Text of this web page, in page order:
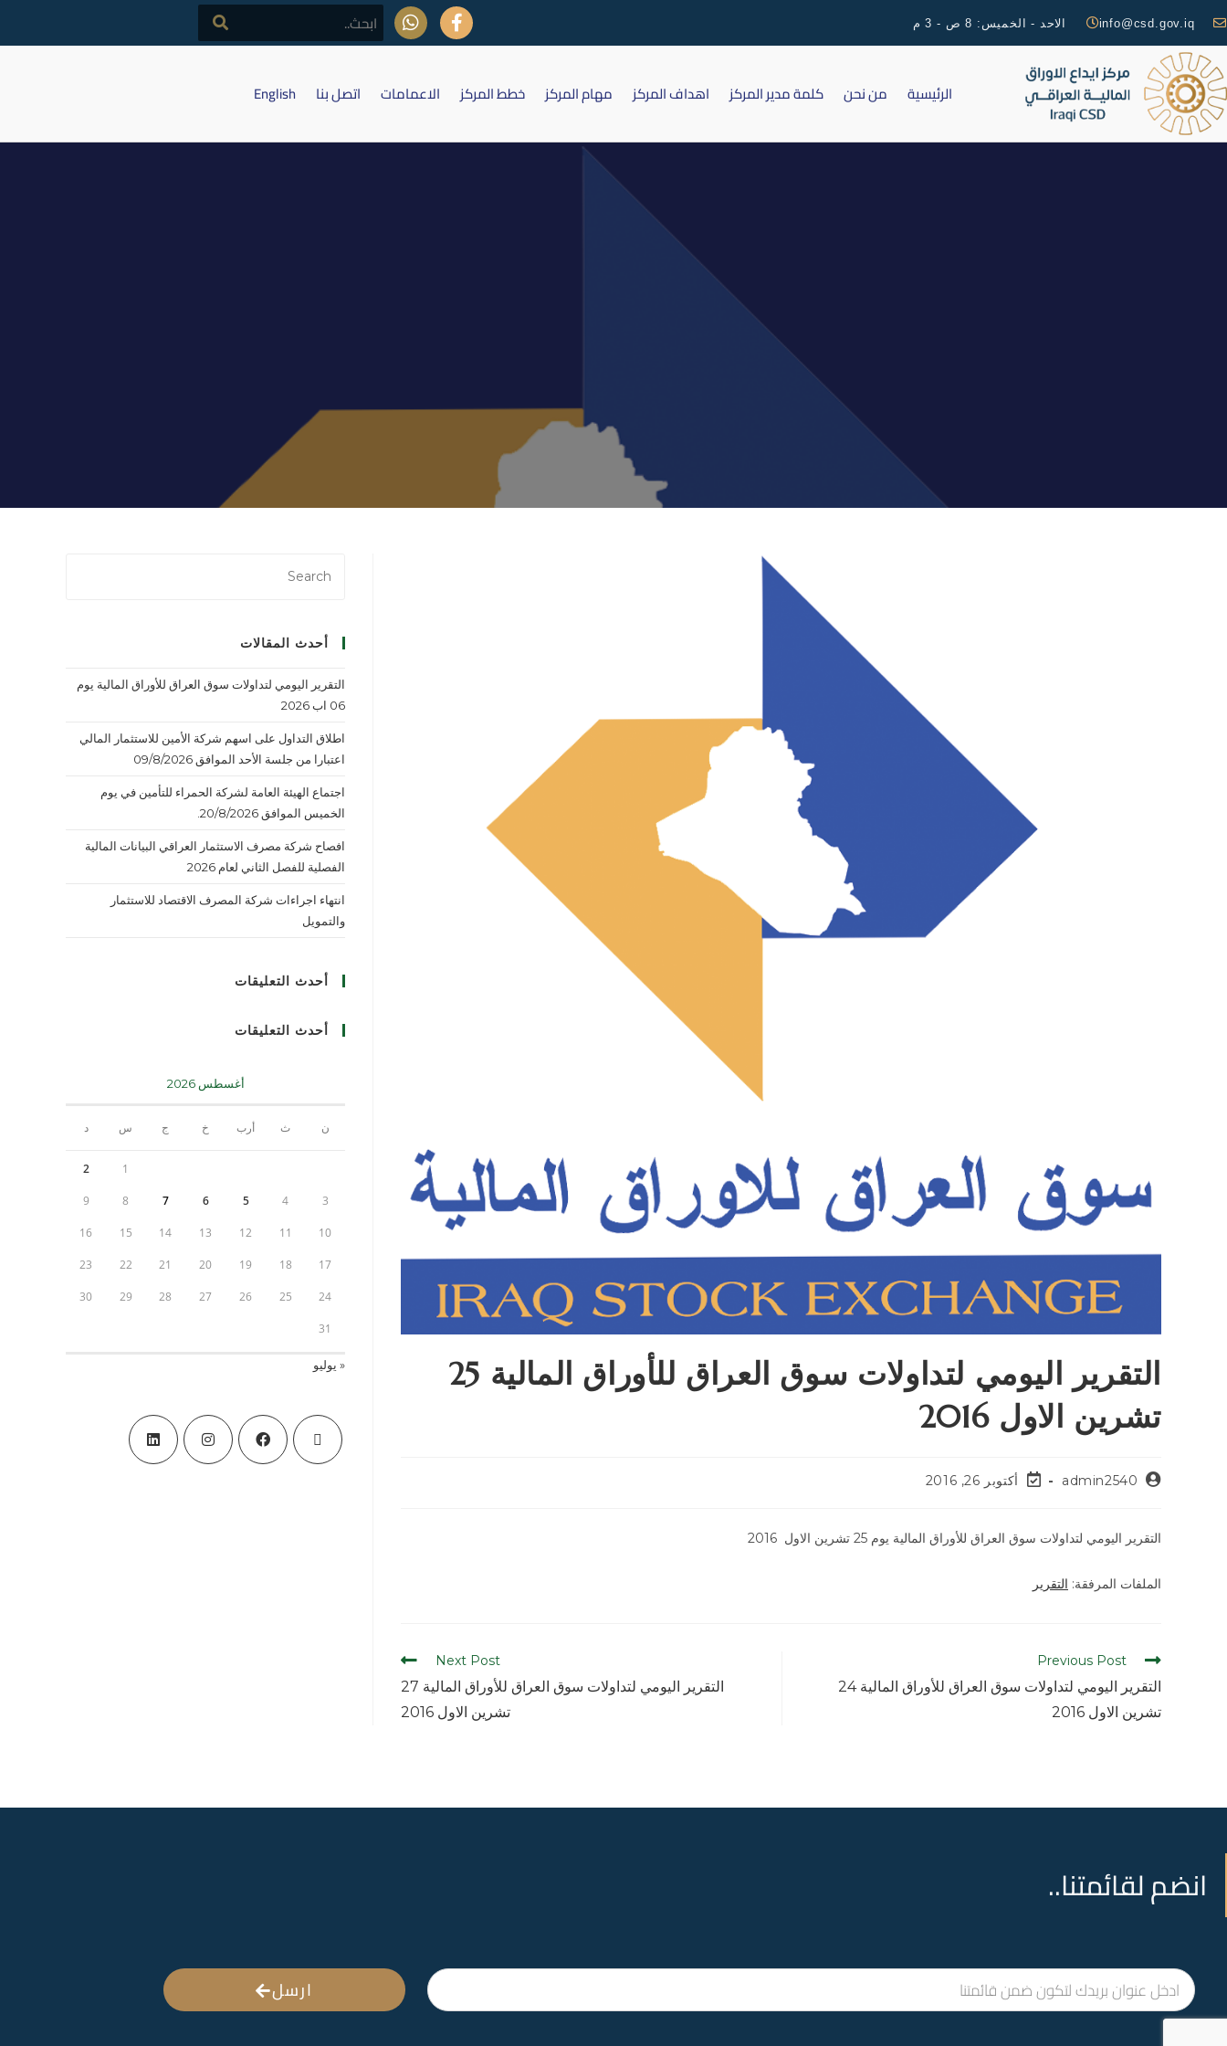
info@csd.gov.iq الاحد - الخميس: 8 ص - 3 م
الرئيسية من نحن كلمة مدير المركز اهداف المركز مهام المركز خطط المركز الاعمامات اتصل بنا English
التقرير اليومي لتداولات سوق العراق للأوراق المالية 25 تشرين الاول 2016
التقرير اليومي لتداولات سوق العراق للأوراق المالية 25
تشرين الاول 2016
admin2540 أكتوبر 26, 2016
التقرير اليومي لتداولات سوق العراق للأوراق المالية يوم 25 تشرين الاول 2016
الملفات المرفقة: التقرير
Previous Post
التقرير اليومي لتداولات سوق العراق للأوراق المالية 24
تشرين الاول 2016
Next Post
التقرير اليومي لتداولات سوق العراق للأوراق المالية 27
تشرين الاول 2016
أحدث المقالات
التقرير اليومي لتداولات سوق العراق للأوراق المالية يوم
06 اب 2026
اطلاق التداول على اسهم شركة الأمين للاستثمار المالي
اعتبارا من جلسة الأحد الموافق 09/8/2026
اجتماع الهيئة العامة لشركة الحمراء للتأمين في يوم
الخميس الموافق 20/8/2026.
افصاح شركة مصرف الاستثمار العراقي البيانات المالية
الفصلية للفصل الثاني لعام 2026
انتهاء اجراءات شركة المصرف الاقتصاد للاستثمار
والتمويل
أحدث التعليقات
أحدث التعليقات
أغسطس 2026
ن ث أرب خ ج س د
1
2
3
4
5
6
7
8
9
10
11
12
13
14
15
16
17
18
19
20
21
22
23
24
25
26
27
28
29
30
31
« يوليو
انضم لقائمتنا..
ارسل